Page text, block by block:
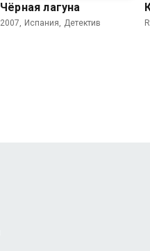
Чёрная лагуна
2007, Испания, Детектив